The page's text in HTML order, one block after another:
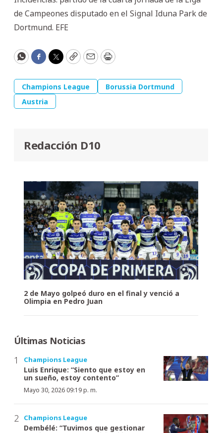
de Campeones disputado en el Signal Iduna Park de
Dortmund. EFE
WhatsApp
Facebook
Twitter
CopyEmailPrint
Champions League
Borussia Dortmund
Austria
Redacción D10
2 de Mayo golpeó duro en el final y venció a
Olimpia en Pedro Juan
Últimas Noticias
Champions League
Luis Enrique: “Siento que estoy en
un sueño, estoy contento”
Mayo 30, 2026 09:19 p. m.
Champions League
Dembélé: “Tuvimos que gestionar